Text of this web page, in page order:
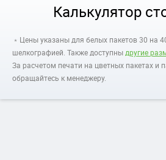
Калькулятор
﹡Цены указаны для белых пакетов 30 на
шелкографией. Также доступны другие
За расчетом печати на цветных пакетах и
обращайтесь к менеджеру.